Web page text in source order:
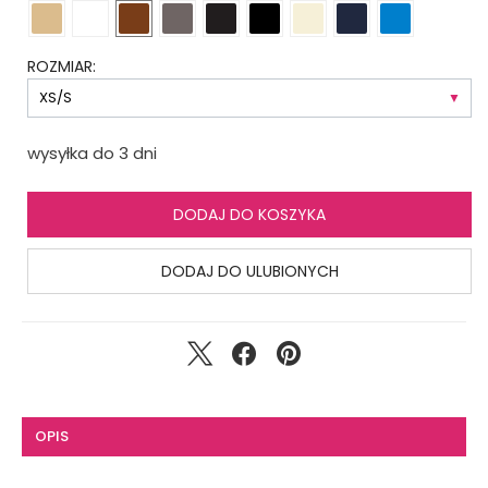
ROZMIAR:
wysyłka do 3 dni
DODAJ DO KOSZYKA
DODAJ DO ULUBIONYCH
OPIS